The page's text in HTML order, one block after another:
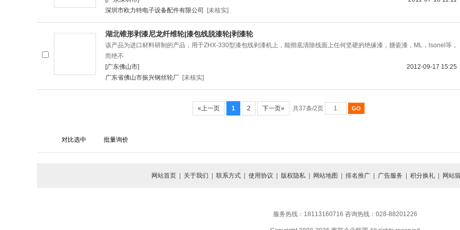
深圳市欧力特电子设备配件有限公司
[未核实]
湖北锥形剥漆尼龙纤维轮|漆包线脱漆轮|剥漆轮
该产品为进口材料研制的产品，用于ZHX-330型漆包线剥漆机上，能彻底清除线面上任何坚硬的绝缘漆，搪瓷漆，ML，lsonel等，
而绝不
2012-09-17 15:25
[广东佛山市]
广东省佛山市振兴钢丝轮厂 [未核实]
«上一页 1 2 下一页» 共37条/2页
网站首页 关于我们 联系方式 使用协议 版权隐私 网站地图 排名推广 广告服务 积分换礼 网站
服务热线：18113160716 咨询热线：028-88201226